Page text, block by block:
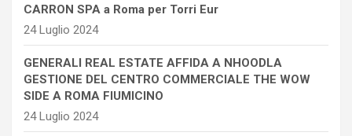
CARRON SPA a Roma per Torri Eur
24 Luglio 2024
GENERALI REAL ESTATE AFFIDA A NHOODLA
GESTIONE DEL CENTRO COMMERCIALE THE WOW
SIDE A ROMA FIUMICINO
24 Luglio 2024